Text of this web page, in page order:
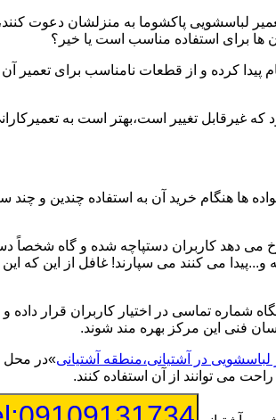
لباسشویی پاکشوما به منزلشان دعوت
ها برای استفاده مناسب است یا خیر؟
کرده و از قطعات نامناسب برای
غیرقابل تغییر است،بهتر است به
ها هنگام خرید آن به استفاده چندین و
دهد کاربران دستپاچه شده و گاه شخصاً
و...پیدا می کنند می سپارند! غافل از این
شماره تماسی در اختیار کاربران قرار
فنی این مرکز بهره مند شوند.
لباسشویی در آشتیانی،منطقه آشتیانی»در محل
می توانند از آن استفاده کنند.